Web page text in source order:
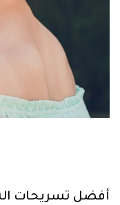
أفضل تسريحات